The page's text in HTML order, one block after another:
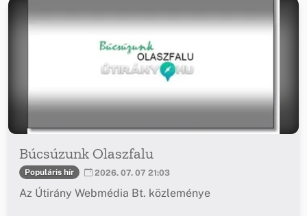
Búcsúzunk Olaszfalu
Populáris hír 2026. 07. 07 21:03
Az Útirány Webmédia Bt. közleménye